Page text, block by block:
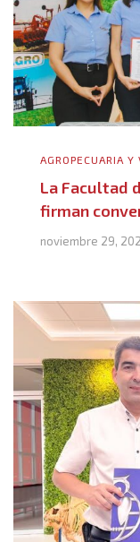
AGROPECUARIA Y
La Facultad
firman
noviembre 29,